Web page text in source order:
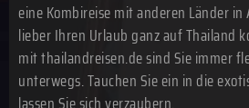
eine Kombireise mit anderen Länder
lieber Ihren Urlaub ganz auf Thailand
mit thailandreisen.de sind Sie immer
unterwegs. Tauchen Sie ein in die
lassen Sie sich verzaubern.